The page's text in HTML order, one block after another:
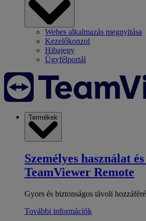
Webes alkalmazás megnyitása
Kezelőkonzol
Hibajegy
Ügyfélportál
Termékek
Személyes használat
TeamViewer Remote
Gyors és biztonságos távoli
További információk